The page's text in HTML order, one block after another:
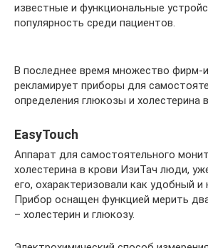
известные и функциональные
популярность среди пациентов.
В последнее время множество фирм-
рекламирует приборы для
определения глюкозы и холестерина
EasyTouch
Аппарат для самостоятельного
холестерина в крови ИзиТач люди,
его, охарактеризовали как удобный и
Прибор оснащен функцией мерить
– холестерин и глюкозу.